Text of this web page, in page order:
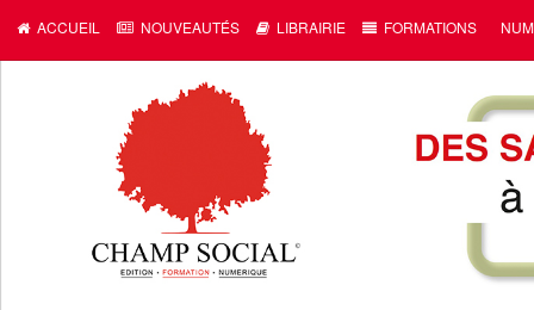
ACCUEIL NOUVEAUTÉS LIBRAIRIE FORMATIONS